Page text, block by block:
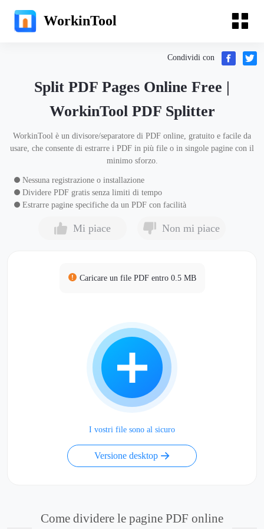
WorkinTool
Condividi con
Split PDF Pages Online Free |
WorkinTool PDF Splitter
WorkinTool è un divisore/separatore di PDF online, gratuito e facile da
usare, che consente di estrarre i PDF in più file o in singole pagine con il
minimo sforzo.
Nessuna registrazione o installazione
Dividere PDF gratis senza limiti di tempo
Estrarre pagine specifiche da un PDF con facilità
Mi piace Non mi piace
Caricare un file PDF entro 0.5 MB
I vostri file sono al sicuro
Versione desktop
Come dividere le pagine PDF online